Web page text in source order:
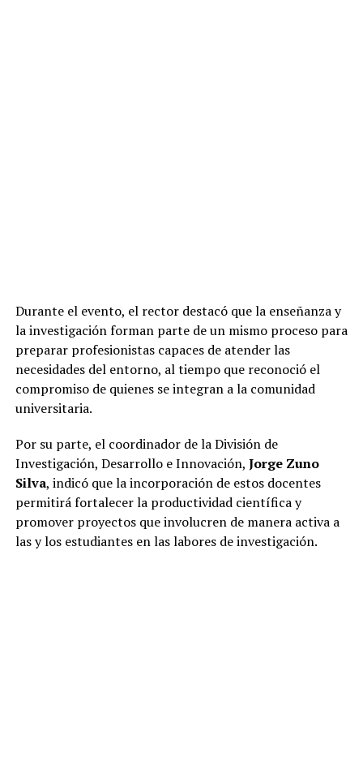
Durante el evento, el rector destacó que la enseñanza y
la investigación forman parte de un mismo proceso para
preparar profesionistas capaces de atender las
necesidades del entorno, al tiempo que reconoció el
compromiso de quienes se integran a la comunidad
universitaria.
Por su parte, el coordinador de la División de
Investigación, Desarrollo e Innovación, Jorge Zuno
Silva, indicó que la incorporación de estos docentes
permitirá fortalecer la productividad científica y
promover proyectos que involucren de manera activa a
las y los estudiantes en las labores de investigación.